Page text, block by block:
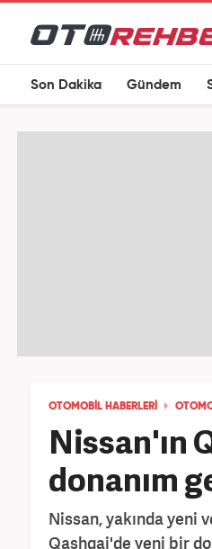
Son Dakika Gündem
OTOMOBİL HABERLERİ
Nissan'ın
donanım
Nissan, yakında yeni
Qashqai'de yeni bir